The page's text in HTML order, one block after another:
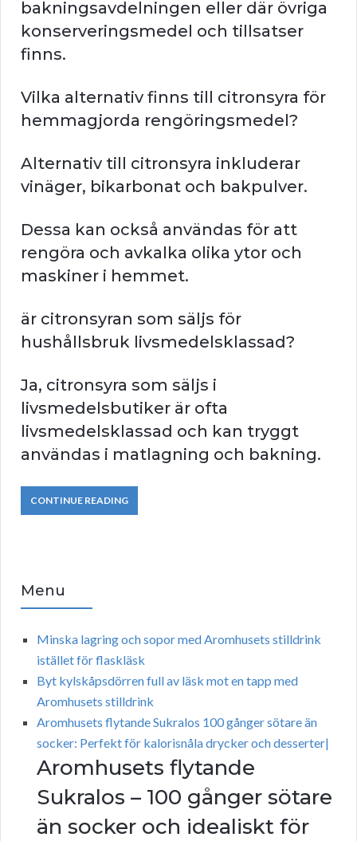
bakningsavdelningen eller där övriga
konserveringsmedel och tillsatser
finns.
Vilka alternativ finns till citronsyra för
hemmagjorda rengöringsmedel?
Alternativ till citronsyra inkluderar
vinäger, bikarbonat och bakpulver.
Dessa kan också användas för att
rengöra och avkalka olika ytor och
maskiner i hemmet.
är citronsyran som säljs för
hushållsbruk livsmedelsklassad?
Ja, citronsyra som säljs i
livsmedelsbutiker är ofta
livsmedelsklassad och kan tryggt
användas i matlagning och bakning.
CONTINUE READING
Menu
Minska lagring och sopor med Aromhusets stilldrink
istället för flaskläsk
Byt kylskåpsdörren full av läsk mot en tapp med
Aromhusets stilldrink
Aromhusets flytande Sukralos 100 gånger sötare än
socker: Perfekt för kalorisnåla drycker och desserter|
Aromhusets flytande
Sukralos – 100 gånger sötare
än socker och idealiskt för